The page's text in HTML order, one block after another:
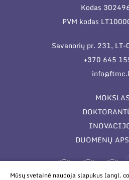
Kodas
PVM kodas
Savanorių pr. 231,
+370 645
MOKSLAS
DUOMENŲ
Mūsų svetainė naudoja slapukus (angl.